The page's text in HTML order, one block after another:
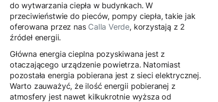
do wytwarzania ciepła w budynkach. W
przeciwieństwie do pieców, pompy ciepła, takie jak
oferowana przez nas Calla Verde, korzystają z 2
źródeł energii.
Główna energia cieplna pozyskiwana jest z
otaczającego urządzenie powietrza. Natomiast
pozostała energia pobierana jest z sieci elektrycznej.
Warto zauważyć, że ilość energii pobieranej z
atmosfery jest nawet kilkukrotnie wyższa od